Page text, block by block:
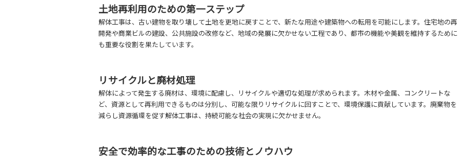
土地再利用のための第一ステップ
解体工事は、古い建物を取り壊して土地を更地に戻すことで、新たな用途や建築物への転用を可能にします。住宅地の再
開発や商業ビルの建設、公共施設の改修など、地域の発展に欠かせない工程であり、都市の機能や美観を維持するために
も重要な役割を果たしています。
リサイクルと廃材処理
解体によって発生する廃材は、環境に配慮し、リサイクルや適切な処理が求められます。木材や金属、コンクリートな
ど、資源として再利用できるものは分別し、可能な限りリサイクルに回すことで、環境保護に貢献しています。廃棄物を
減らし資源循環を促す解体工事は、持続可能な社会の実現に欠かせません。
安全で効率的な工事のための技術とノウハウ